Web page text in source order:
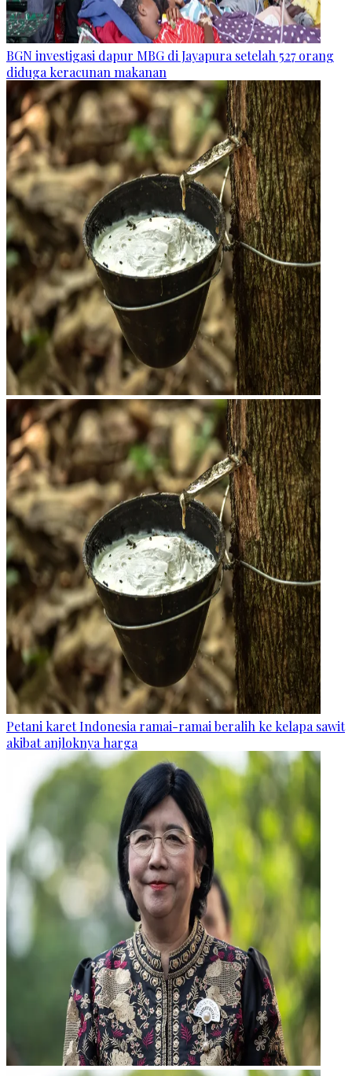
BGN investigasi dapur MBG di Jayapura setelah 527 orang
diduga keracunan makanan
Petani karet Indonesia ramai-ramai beralih ke kelapa sawit
akibat anjloknya harga